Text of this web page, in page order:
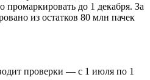
до 1 декабря. За
из остатков 80 млн пачек
проверки — с 1 июля по 1